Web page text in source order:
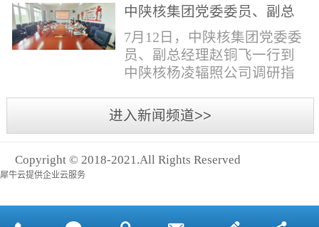
子工程社招5何晔女1979年10
月本科西安财经学院工商管
理社招6张柳怡女1998...
如下：一、招聘岗位及人数
见附件1二、招聘范围（1）
社会招聘：面向社会招聘。
（2）应届生招聘：国家计划
内统一招收的全日制院校应
届毕业生，重点院校应届毕
业生优先；回国一年内取得
国家教育部出具的学历（学
三、招聘流程（一）个人报
中陕核集团党委委员、副总
经理赵铜飞一行到中陕核杨
凌辐照公司调研指导工作
7月12日，中陕核集团党委委
员、副总经理赵铜飞一行到
中陕核杨凌辐照公司调研指
息部部长赵磊，中陕核核盛
公司执行董事张鹏，核盛公
执行董事李奎等陪同调研。
进入新闻频道>>
Copyright © 2018-2021.All Rights Reserved
犀牛云提供企业云服务